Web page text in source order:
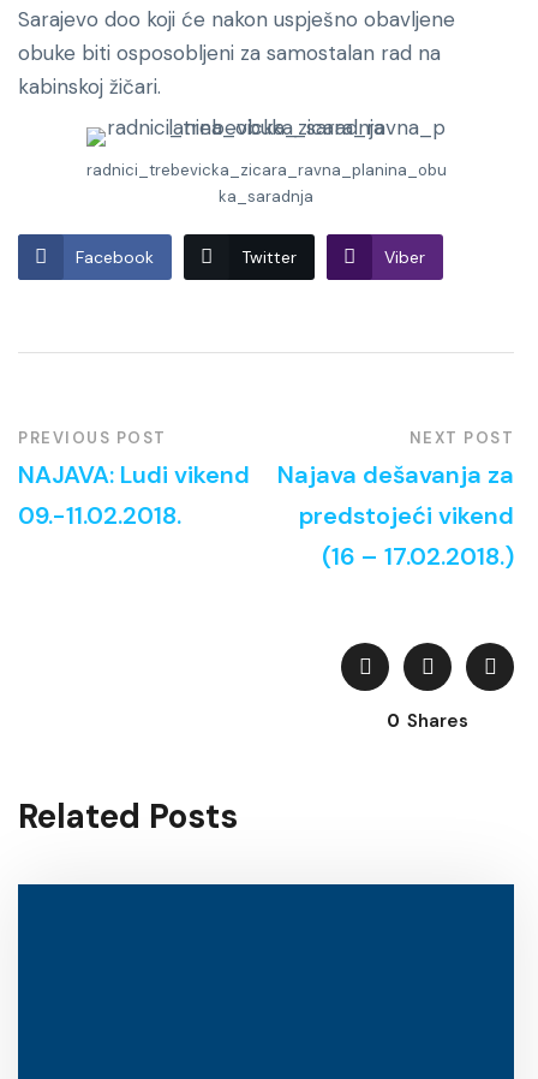
Sarajevo doo koji će nakon uspješno obavljene
obuke biti osposobljeni za samostalan rad na
kabinskoj žičari.
radnici_trebevicka_zicara_ravna_planina_obu
ka_saradnja
Facebook Twitter Viber
PREVIOUS POST
NAJAVA: Ludi vikend
09.-11.02.2018.
NEXT POST
Najava dešavanja za
predstojeći vikend
(16 – 17.02.2018.)
0 Shares
Related Posts